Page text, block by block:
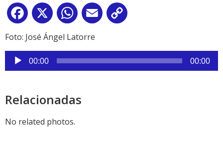
Facebook
X WhatsApp
Email
Foto: José Ángel Latorre
Reproductor
de
00:00 00:00
Relacionadas
No related photos.